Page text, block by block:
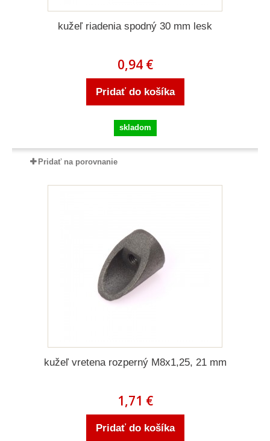
kužeľ riadenia spodný 30 mm lesk
0,94 €
Pridať do košíka
skladom
Pridať na porovnanie
kužeľ vretena rozperný M8x1,25, 21 mm
1,71 €
Pridať do košíka